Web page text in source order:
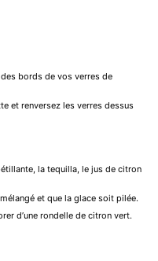
bords de vos verres de
et renversez les verres dessus
la tequilla, le jus de citron
et que la glace soit pilée.
d’une rondelle de citron vert.